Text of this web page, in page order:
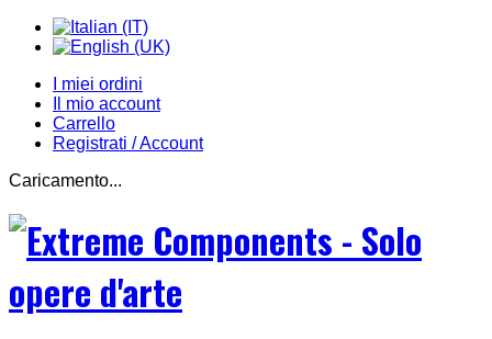
I miei ordini
Il mio account
Carrello
Registrati / Account
Caricamento...